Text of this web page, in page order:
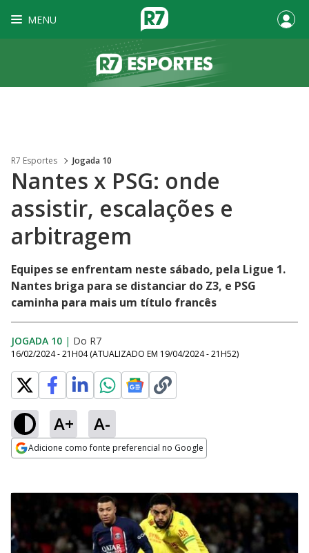
MENU
R7 Esportes Jogada 10
Nantes x PSG: onde
assistir, escalações e
arbitragem
Equipes se enfrentam neste sábado, pela Ligue 1.
Nantes briga para se distanciar do Z3, e PSG
caminha para mais um título francês
JOGADA 10 | Do R7
16/02/2024 - 21H04 (ATUALIZADO EM 19/04/2024 - 21H52)
A+ A-
Adicione como fonte preferencial no Google